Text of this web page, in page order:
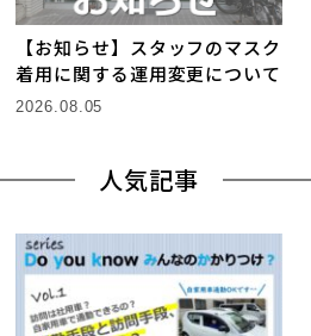
【お知らせ】スタッフのマスク
着用に関する運用変更について
2026.08.05
人気記事